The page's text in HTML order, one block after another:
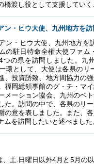
橋渡し役として支援していく
ン・ヒウ大使、九州地方を
ン・ヒウ大使、九州地方を
の駐日特命全権大使ファ
つの県を訪問しました。九
環として、大使は各県の
、投資誘致、地方間協力の
福岡総領事館のグ・チ・マ
メーション協会、九州のベ
た。訪問の中で、各県のリ
の意を表しました。また、
ムを訪問したいと述べました
土.日曜日以外4月と5月の